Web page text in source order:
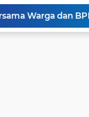
di HUT Desa